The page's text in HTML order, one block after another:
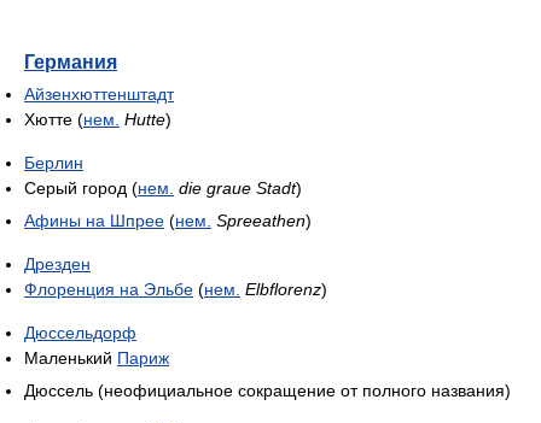
Германия
Айзенхюттенштадт
Хютте (нем. Hutte)
Берлин
Серый город (нем. die graue Stadt)
Афины на Шпрее (нем. Spreeathen)
Дрезден
Флоренция на Эльбе (нем. Elbflorenz)
Дюссельдорф
Маленький Париж
Дюссель (неофициальное сокращение от полного названия)